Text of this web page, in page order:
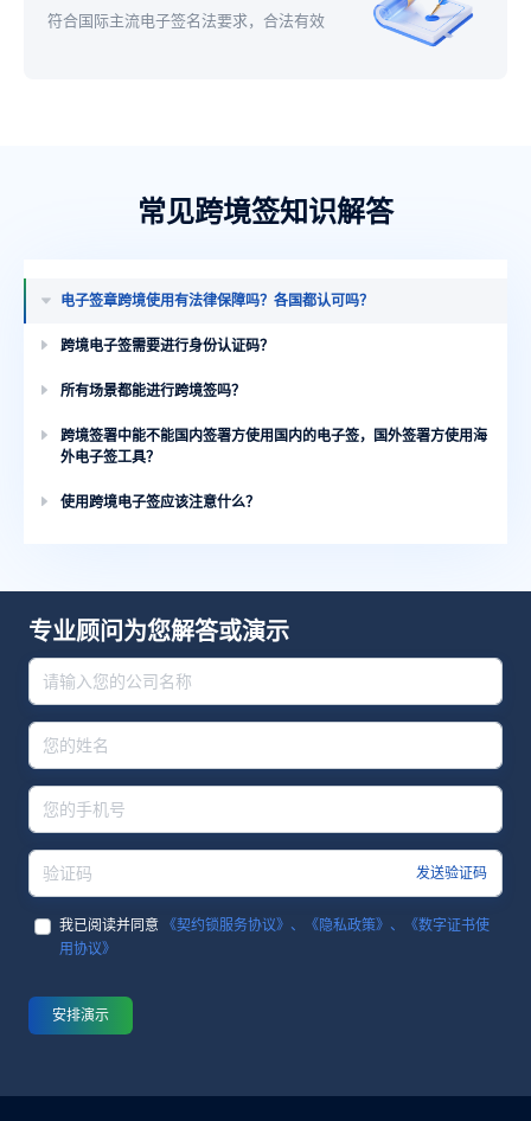
符合国际主流电子签名法要求，合法有效
常见跨境签知识解答
电子签章跨境使用有法律保障吗？各国都认可吗？
跨境电子签需要进行身份认证码？
所有场景都能进行跨境签吗？
跨境签署中能不能国内签署方使用国内的电子签，国外签署方使用海
外电子签工具？
使用跨境电子签应该注意什么？
专业顾问为您解答或演示
发送验证码
我已阅读并同意 《契约锁服务协议》、《隐私政策》、《数字证书使
用协议》
安排演示